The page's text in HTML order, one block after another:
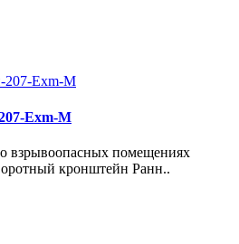
Exm-М
взрывоопасных помещениях
кронштейн Ранн..